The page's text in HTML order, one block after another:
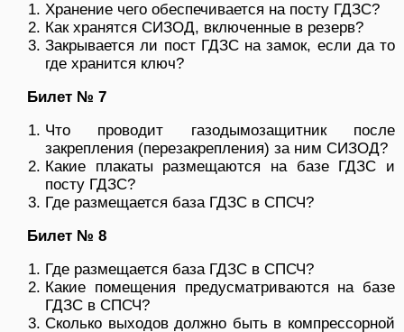
Хранение чего обеспечивается на посту ГДЗС?
Как хранятся СИЗОД, включенные в резерв?
Закрывается ли пост ГДЗС на замок, если да то
где хранится ключ?
Билет № 7
Что проводит газодымозащитник после
закрепления (перезакрепления) за ним СИЗОД?
Какие плакаты размещаются на базе ГДЗС и
посту ГДЗС?
Где размещается база ГДЗС в СПСЧ?
Билет № 8
Где размещается база ГДЗС в СПСЧ?
Какие помещения предусматриваются на базе
ГДЗС в СПСЧ?
Сколько выходов должно быть в компрессорной